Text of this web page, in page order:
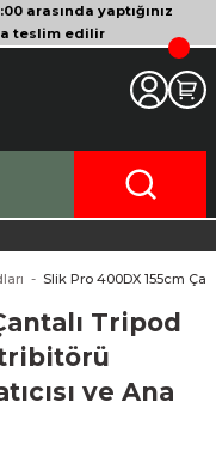
arasında yaptığınız
teslim edilir
Slik Pro 400DX 155cm
Tripod
ve Ana